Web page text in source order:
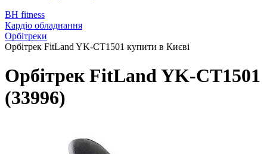
BH fitness
Кардіо обладнання
Орбітреки
Орбітрек FitLand YK-CT1501 купити в Києві
Орбітрек FitLand YK-CT1501
(33996)